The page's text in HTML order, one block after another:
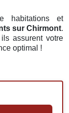
habitations et
sur Chirmont.
assurent votre
optimal !